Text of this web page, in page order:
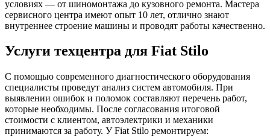
условиях — от шиномонтажа до кузовного ремонта. Мастера
сервисного центра имеют опыт 10 лет, отлично знают
внутреннее строение машины и проводят работы качественно.
Услуги техцентра для Fiat Stilo
С помощью современного диагностического оборудования
специалисты проведут анализ систем автомобиля. При
выявлении ошибок и поломок составляют перечень работ,
которые необходимы. После согласования итоговой
стоимости с клиентом, автоэлектрики и механики
принимаются за работу. У Fiat Stilo ремонтируем: